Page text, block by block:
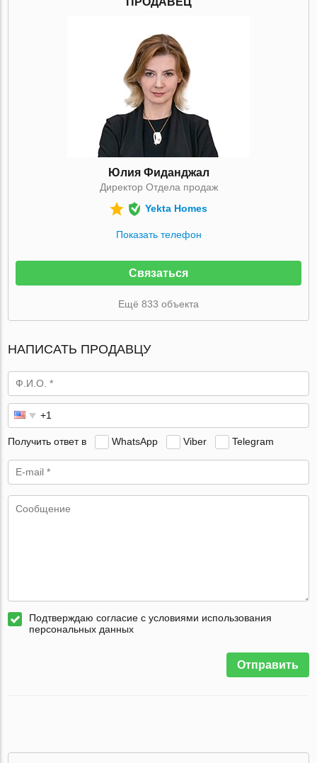
Юлия Фиданджал
Директор Отдела продаж
Yekta Homes
Показать телефон
Связаться
Ещё 833 объекта
НАПИСАТЬ ПРОДАВЦУ
Получить ответ в WhatsApp Viber Telegram
Подтверждаю согласие с условиями использования
персональных данных
Отправить